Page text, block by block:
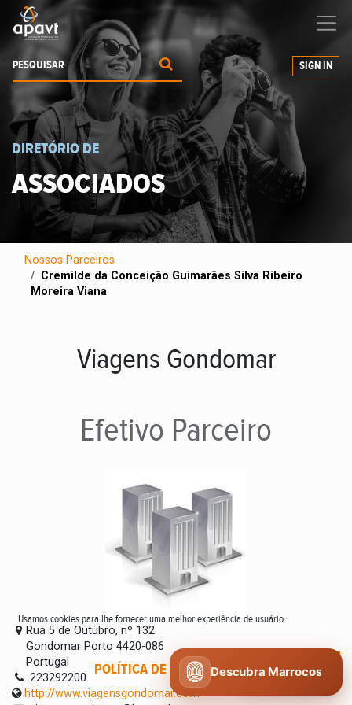
a expandir os seus negócios
SIGN IN
DIRETÓRIO DE
ASSOCIADOS
Nossos Parceiros
Cremilde da Conceição Guimarães Silva Ribeiro
Moreira Viana
Viagens Gondomar
Efetivo Parceiro
Rua 5 de Outubro, nº 132
Gondomar Porto 4420-086
Portugal
223292200
http://www.viagensgondomar.com
Usamos cookies para lhe fornecer uma melhor experiência de usuário.
POLÍTICA DE COOKIES CONCORDO
Descubra Marrocos